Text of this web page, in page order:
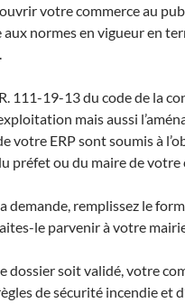
votre commerce au
normes en vigueur en
111-19-13 du code de la
mais aussi
votre ERP sont soumis à
préfet ou du maire de votre
demande, remplissez le
le parvenir à votre
dossier soit validé, votre
de sécurité incendie et